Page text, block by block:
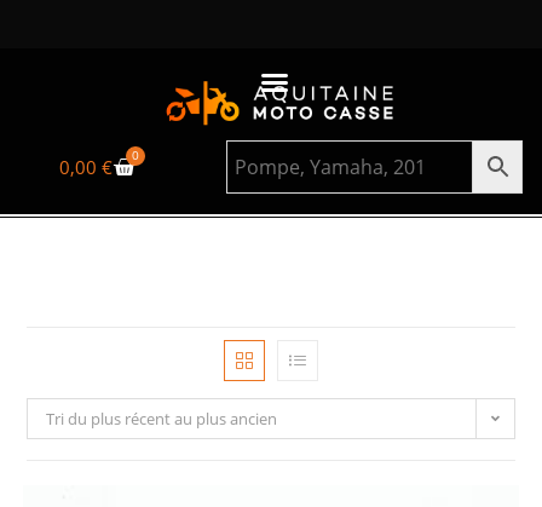
0,00€ 0
Tri du plus récent au plus ancien